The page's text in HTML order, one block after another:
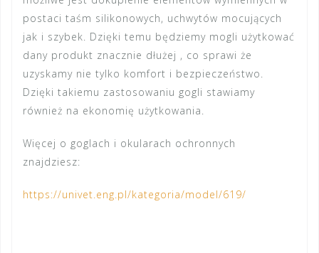
postaci taśm silikonowych, uchwytów mocujących
jak i szybek. Dzięki temu będziemy mogli użytkować
dany produkt znacznie dłużej , co sprawi że
uzyskamy nie tylko komfort i bezpieczeństwo.
Dzięki takiemu zastosowaniu gogli stawiamy
również na ekonomię użytkowania.
Więcej o goglach i okularach ochronnych
znajdziesz:
https://univet.eng.pl/kategoria/model/619/